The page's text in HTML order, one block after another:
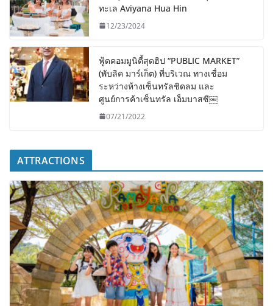
ทะเล Aviyana Hua Hin
12/23/2024
ฟู้ดคอมมูนิตี้สุดฮิป “PUBLIC MARKET”
(พับลิค มาร์เก็ต) ที่บริเวณ ทางเชื่อม
ระหว่างห้างเซ็นทรัลชิดลม และ
ศูนย์การค้าเซ็นทรัล เอ็มบาสซี￼
07/21/2022
ATTRACTIONS